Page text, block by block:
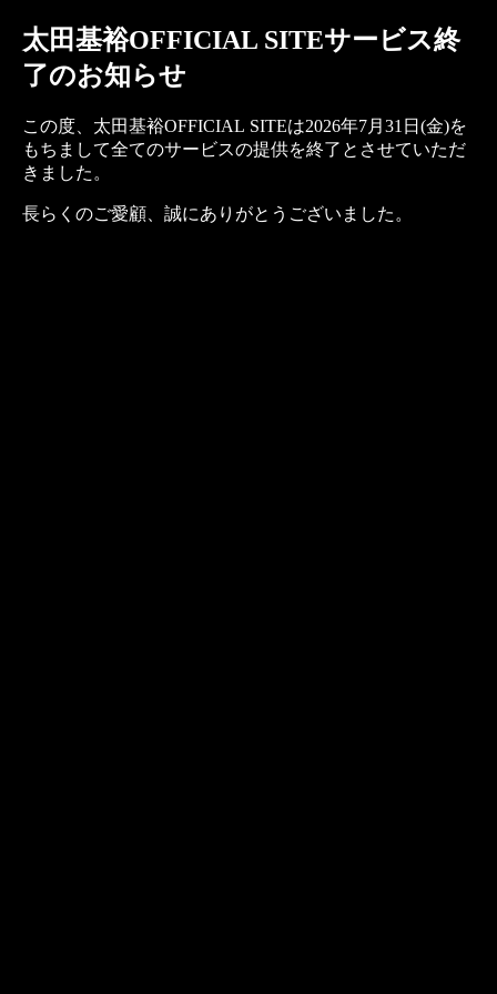
太田基裕OFFICIAL SITEサービス終
了のお知らせ
この度、太田基裕OFFICIAL SITEは2026年7月31日(金)を
もちまして全てのサービスの提供を終了とさせていただ
きました。
長らくのご愛顧、誠にありがとうございました。